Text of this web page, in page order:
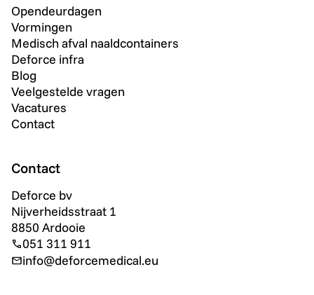
Opendeurdagen
Vormingen
Medisch afval naaldcontainers
Deforce infra
Blog
Veelgestelde vragen
Vacatures
Contact
Contact
Deforce bv
Nijverheidsstraat 1
8850 Ardooie
051 311 911
info@deforcemedical.eu